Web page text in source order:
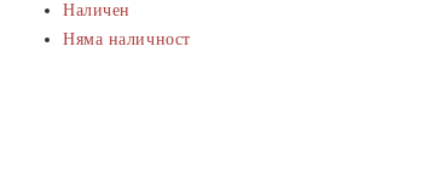
Наличен
Няма наличност